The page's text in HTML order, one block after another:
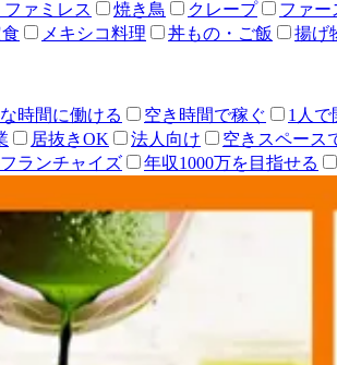
ァミレス 焼き鳥 クレープ ファー
メキシコ料理 丼もの・ご飯 揚げ
時間に働ける 空き時間で稼ぐ 1人で
居抜きOK 法人向け 空きスペース
ランチャイズ 年収1000万を目指せる